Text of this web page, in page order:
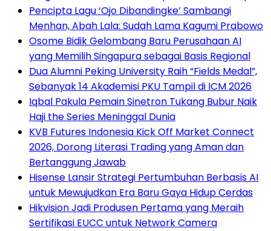
Pencipta Lagu ‘Ojo Dibandingke’ Sambangi
Menhan, Abah Lala: Sudah Lama Kagumi Prabowo
Osome Bidik Gelombang Baru Perusahaan AI
yang Memilih Singapura sebagai Basis Regional
Dua Alumni Peking University Raih “Fields Medal”,
Sebanyak 14 Akademisi PKU Tampil di ICM 2026
Iqbal Pakula Pemain Sinetron Tukang Bubur Naik
Haji the Series Meninggal Dunia
KVB Futures Indonesia Kick Off Market Connect
2026, Dorong Literasi Trading yang Aman dan
Bertanggung Jawab
Hisense Lansir Strategi Pertumbuhan Berbasis AI
untuk Mewujudkan Era Baru Gaya Hidup Cerdas
Hikvision Jadi Produsen Pertama yang Meraih
Sertifikasi EUCC untuk Network Camera